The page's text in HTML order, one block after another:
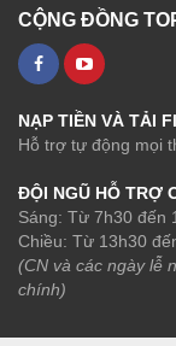
CỘNG ĐỒNG
NẠP TIỀN VÀ TẢI
Hỗ trợ tự động mọi
ĐỘI NGŨ HỖ TRỢ
Sáng: Từ 7h30 đến
Chiều: Từ 13h30
(CN và các ngày lễ
chính)